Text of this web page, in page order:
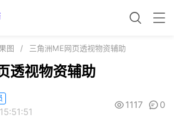
图 / 三角洲ME网页透视物资辅助
透视物资辅助
1117 0